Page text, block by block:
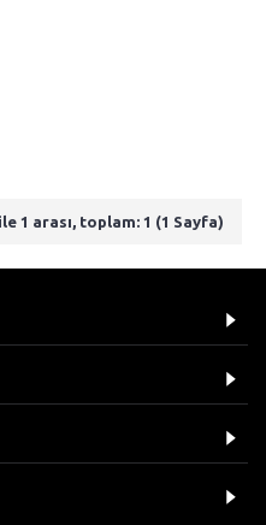
1 arası, toplam: 1 (1 Sayfa)